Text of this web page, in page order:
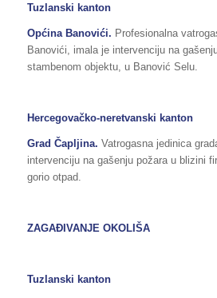
Tuzlanski kanton
Općina Banovići. Profesionalna
Banovići, imala je intervenciju na
stambenom objektu, u Banović Selu.
Hercegovačko-neretvanski kanton
Grad Čapljina. Vatrogasna jedinica
intervenciju na gašenju požara u blizini
gorio otpad.
ZAGAĐIVANJE OKOLIŠA
Tuzlanski kanton